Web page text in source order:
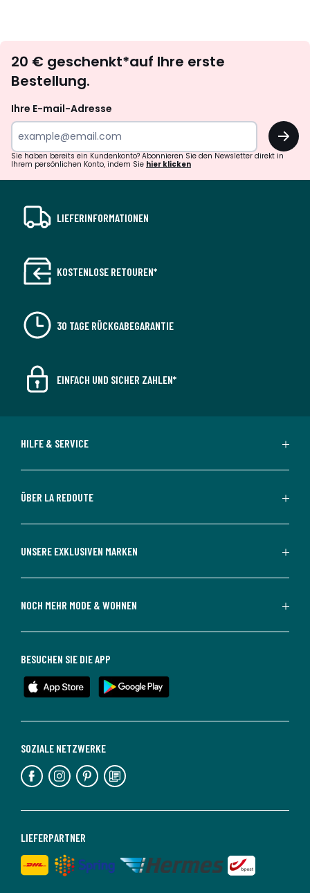
abonnieren
20 € geschenkt*auf Ihre erste
Bestellung.
Ihre E-mail-Adresse
OK
Sie haben bereits ein Kundenkonto? Abonnieren Sie den Newsletter direkt in
Ihrem persönlichen Konto, indem Sie hier klicken
LIEFERINFORMATIONEN
KOSTENLOSE RETOUREN*
30 TAGE RÜCKGABEGARANTIE
EINFACH UND SICHER ZAHLEN*
HILFE & SERVICE
ÜBER LA REDOUTE
UNSERE EXKLUSIVEN MARKEN
NOCH MEHR MODE & WOHNEN
LIEFERPARTNER
SOZIALE NETZWERKE
BESUCHEN SIE DIE APP